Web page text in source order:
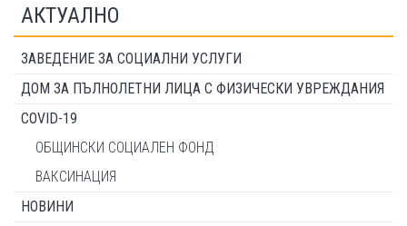
АКТУАЛНО
ЗАВЕДЕНИЕ ЗА СОЦИАЛНИ УСЛУГИ
ДОМ ЗА ПЪЛНОЛЕТНИ ЛИЦА С ФИЗИЧЕСКИ УВРЕЖДАНИЯ
COVID-19
ОБЩИНСКИ СОЦИАЛЕН ФОНД
ВАКСИНАЦИЯ
НОВИНИ